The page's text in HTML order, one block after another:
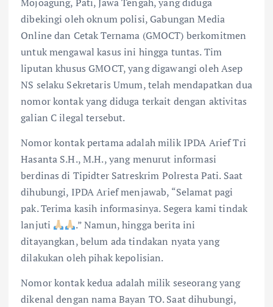
dibekingi oleh oknum polisi, Gabungan Media
Online dan Cetak Ternama (GMOCT) berkomitmen
untuk mengawal kasus ini hingga tuntas. Tim
liputan khusus GMOCT, yang digawangi oleh Asep
NS selaku Sekretaris Umum, telah mendapatkan dua
nomor kontak yang diduga terkait dengan aktivitas
galian C ilegal tersebut.
Nomor kontak pertama adalah milik IPDA Arief Tri
Hasanta S.H., M.H., yang menurut informasi
berdinas di Tipidter Satreskrim Polresta Pati. Saat
dihubungi, IPDA Arief menjawab, “Selamat pagi
pak. Terima kasih informasinya. Segera kami tindak
lanjuti
.” Namun, hingga berita ini
ditayangkan, belum ada tindakan nyata yang
dilakukan oleh pihak kepolisian.
Nomor kontak kedua adalah milik seseorang yang
dikenal dengan nama Bayan TO. Saat dihubungi,